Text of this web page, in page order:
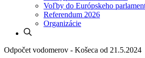
Voľby do Európskeho
Referendum 2026
Organizácie
Odpočet vodomerov - Košeca od 21.5.2024